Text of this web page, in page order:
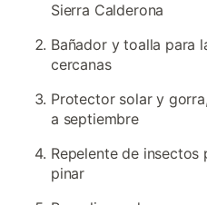
Sierra Calderona
Bañador y toalla para
cercanas
Protector solar y
a septiembre
Repelente de insectos
pinar